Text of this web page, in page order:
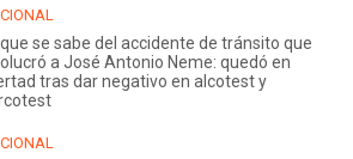
que se sabe del accidente de tránsito que
a José Antonio Neme: quedó en
tras dar negativo en alcotest y